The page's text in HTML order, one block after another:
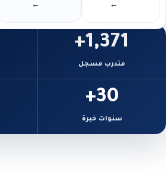
←
←
1,371+
متدرب مسجل
30+
سنوات خبرة